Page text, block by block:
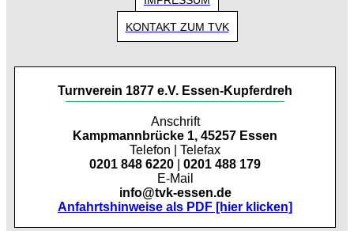
KONTAKT ZUM TVK
Turnverein 1877 e.V. Essen-Kupferdreh
Anschrift
Kampmannbrücke 1, 45257 Essen
Telefon | Telefax
0201 848 6220
0201 488 179
E-Mail
info@tvk-essen.de
Anfahrtshinweise als PDF [hier klicken]